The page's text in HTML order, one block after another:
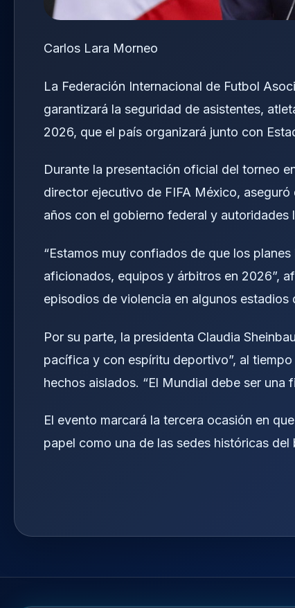
Carlos Lara Morneo
La Federación Internacional de Futbol
garantizará la seguridad de asistentes,
2026, que el país organizará junto con
Durante la presentación oficial del torneo
director ejecutivo de FIFA México,
años con el gobierno federal y
“Estamos muy confiados de que los
aficionados, equipos y árbitros en 2026”,
episodios de violencia en algunos estadios
Por su parte, la presidenta Claudia
pacífica y con espíritu deportivo”, al
hechos aislados. “El Mundial debe ser
El evento marcará la tercera ocasión en
papel como una de las sedes históricas del